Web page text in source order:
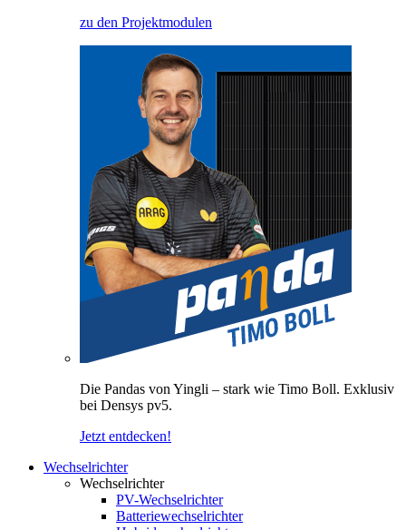
zu den Projektmodulen
Die Pandas von Yingli – stark wie Timo Boll. Exklusiv
bei Densys pv5.
Jetzt entdecken!
Wechselrichter
Wechselrichter
PV-Wechselrichter
Batteriewechselrichter